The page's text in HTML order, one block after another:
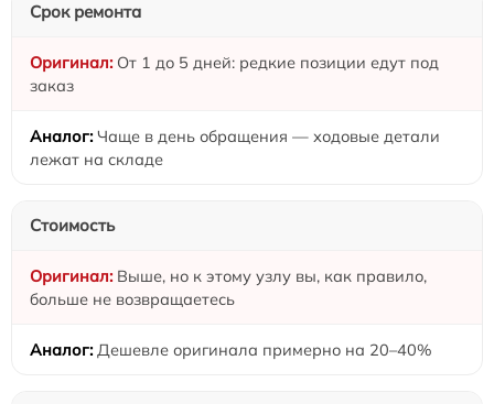
Срок ремонта
От 1 до 5 дней: редкие позиции едут под
заказ
Чаще в день обращения — ходовые детали
лежат на складе
Стоимость
Выше, но к этому узлу вы, как правило,
больше не возвращаетесь
Дешевле оригинала примерно на 20–40%